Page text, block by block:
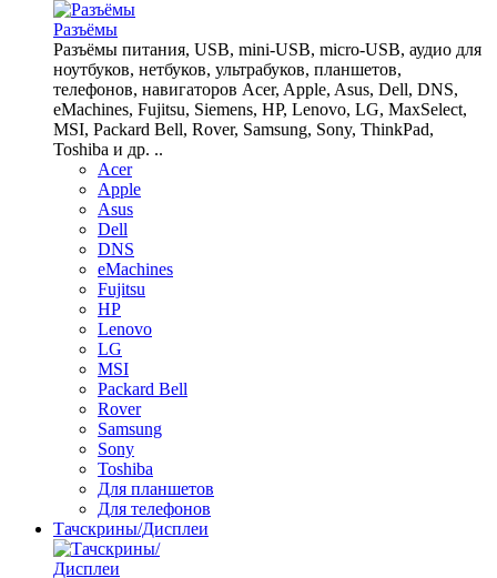
Разъёмы
Разъёмы питания, USB, mini-USB, micro-USB, аудио для
ноутбуков, нетбуков, ультрабуков, планшетов,
телефонов, навигаторов Acer, Apple, Asus, Dell, DNS,
eMachines, Fujitsu, Siemens, HP, Lenovo, LG, MaxSelect,
MSI, Packard Bell, Rover, Samsung, Sony, ThinkPad,
Toshiba и др. ..
Acer
Apple
Asus
Dell
DNS
eMachines
Fujitsu
HP
Lenovo
LG
MSI
Packard Bell
Rover
Samsung
Sony
Toshiba
Для планшетов
Для телефонов
Тачскрины/Дисплеи